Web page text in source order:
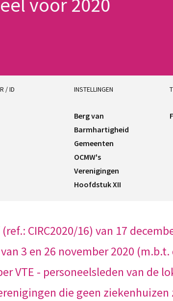
voor 2020
/ ID INSTELLINGEN
Berg van
Barmhartigheid
Gemeenten
OCMW's
Verenigingen
Hoofdstuk XII
CIRC2020/16) van 17
3 en 26 november 2020
VTE - personeelsleden van de
die geen